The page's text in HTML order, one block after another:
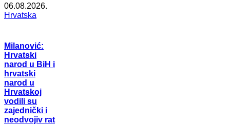
06.08.2026.
Hrvatska
Milanović:
Hrvatski
narod u BiH i
hrvatski
narod u
Hrvatskoj
vodili su
zajednički i
neodvojiv rat